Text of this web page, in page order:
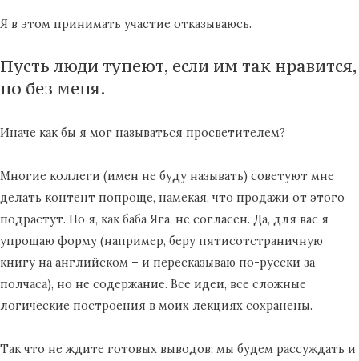
Я в этом принимать участие отказываюсь.
Пусть люди тупеют, если им так нравится,
но без меня.
Иначе как бы я мог называться просветителем?
Многие коллеги (имен не буду называть) советуют мне
делать контент попроще, намекая, что продажи от этого
подрастут. Но я, как баба Яга, не согласен. Да, для вас я
упрощаю форму (например, беру пятисотстраничную
книгу на английском – и пересказываю по-русски за
полчаса), но не содержание. Все идеи, все сложные
логические построения в моих лекциях сохранены.
Так что не ждите готовых выводов; мы будем рассуждать и